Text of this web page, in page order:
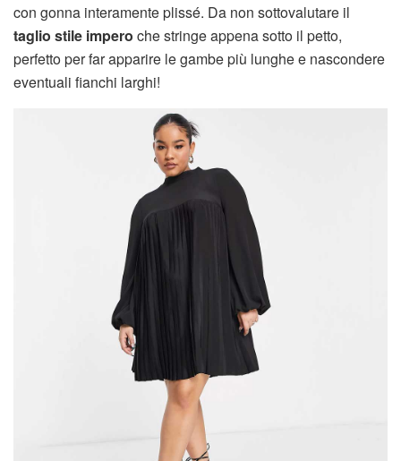
con gonna interamente plissé. Da non sottovalutare il
taglio stile impero che stringe appena sotto il petto,
perfetto per far apparire le gambe più lunghe e nascondere
eventuali fianchi larghi!